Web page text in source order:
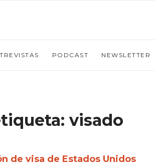
PODCAST NEWSLETTER
visado
de visa de Estados Unidos